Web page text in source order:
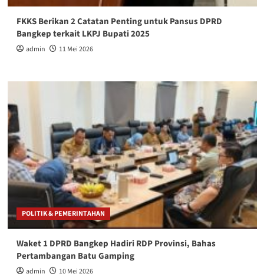
FKKS Berikan 2 Catatan Penting untuk Pansus DPRD
Bangkep terkait LKPJ Bupati 2025
admin 11 Mei 2026
POLITIK & PEMERINTAHAN
Waket 1 DPRD Bangkep Hadiri RDP Provinsi, Bahas
Pertambangan Batu Gamping
admin 10 Mei 2026